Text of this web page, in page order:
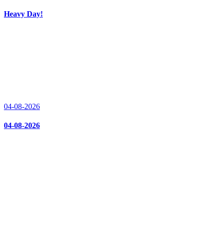
Heavy Day!
04-08-2026
04-08-2026